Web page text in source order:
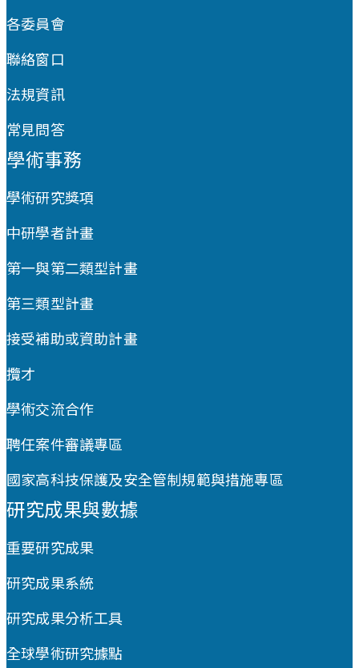
各委員會
聯絡窗口
法規資訊
常見問答
學術事務
學術研究獎項
中研學者計畫
第一與第二類型計畫
第三類型計畫
接受補助或資助計畫
攬才
學術交流合作
聘任案件審議專區
國家高科技保護及安全管制規範與措施專區
研究成果與數據
重要研究成果
研究成果系統
研究成果分析工具
全球學術研究據點